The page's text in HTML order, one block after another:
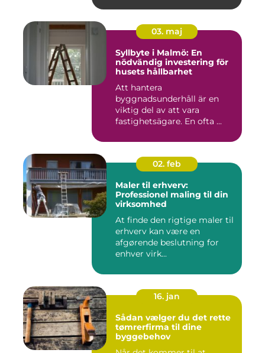
03. maj
Syllbyte i Malmö: En
nödvändig investering för
husets hållbarhet
Att hantera
byggnadsunderhåll är en
viktig del av att vara
fastighetsägare. En ofta ...
02. feb
Maler til erhverv:
Professionel maling til din
virksomhed
At finde den rigtige maler til
erhverv kan være en
afgørende beslutning for
enhver virk...
16. jan
Sådan vælger du det rette
tømrerfirma til dine
byggebehov